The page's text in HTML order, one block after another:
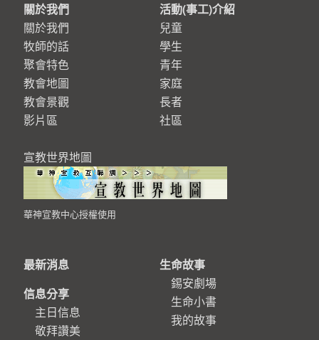
關於我們
關於我們
牧師的話
聚會特色
教會地圖
教會景觀
影片區
宣教世界地圖
華神宣教中心授權使用
活動(事工)介紹
兒童
學生
青年
家庭
長者
社區
最新消息
信息分享
主日信息
敬拜讚美
生命故事
錫安劇場
生命小書
我的故事